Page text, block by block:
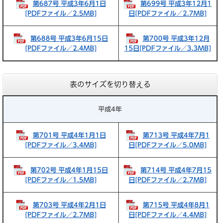
第687号 平成3年6月1日
[PDFファイル／2.5MB]
第699号 平成3年12月1
日[PDFファイル／2.7MB]
第688号 平成3年6月15日
[PDFファイル／2.4MB]
第700号 平成3年12月
15日[PDFファイル／3.3MB]
表のサイズを切り替える
平成4年
第701号 平成4年1月1日
[PDFファイル／3.4MB]
第713号 平成4年7月1
日[PDFファイル／5.0MB]
第702号 平成4年1月15日
[PDFファイル／1.5MB]
第714号 平成4年7月15
日[PDFファイル／2.7MB]
第703号 平成4年2月1日
[PDFファイル／2.7MB]
第715号 平成4年8月1
日[PDFファイル／4.4MB]